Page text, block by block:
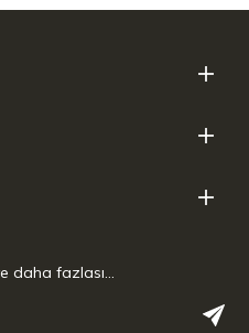
daha fazlası…